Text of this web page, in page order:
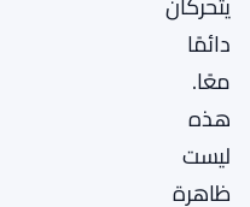
دائمًا
معًا.
هذه
ليست
ظاهرة